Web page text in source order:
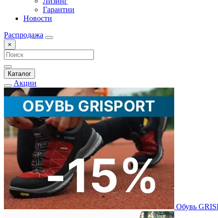
Гарантии
Новости
Распродажа
×
Каталог
Акции
Обувь